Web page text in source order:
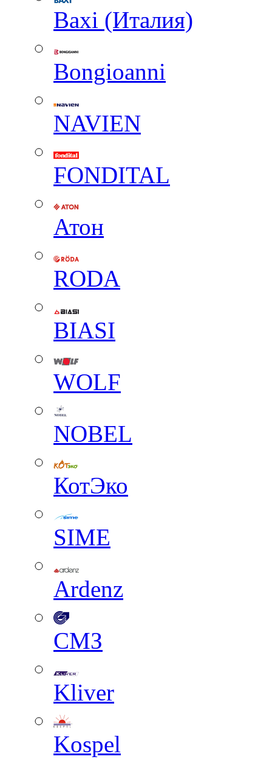
Baxi (Италия)
Вongioanni
NAVIEN
FONDITAL
Атон
RODA
BIASI
WOLF
NOBEL
КотЭко
SIME
Ardenz
СМЗ
Kliver
Kospel